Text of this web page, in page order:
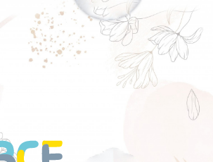
Перейти
к
содержанию